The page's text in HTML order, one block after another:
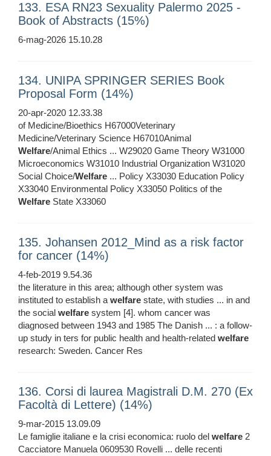
133. ESA RN23 Sexuality Palermo 2025 -
Book of Abstracts (15%)
6-mag-2026 15.10.28
134. UNIPA SPRINGER SERIES Book
Proposal Form (14%)
20-apr-2020 12.33.38
of Medicine/Bioethics H67000Veterinary
Medicine/Veterinary Science H67010Animal
Welfare/Animal Ethics ... W29020 Game Theory W31000
Microeconomics W31010 Industrial Organization W31020
Social Choice/Welfare ... Policy X33030 Education Policy
X33040 Environmental Policy X33050 Politics of the
Welfare State X33060
135. Johansen 2012_Mind as a risk factor
for cancer (14%)
4-feb-2019 9.54.36
the literature in this area; although other system was
instituted to establish awelfare state, with studies ... in and
the social welfare system [4]. whom cancer was
diagnosed between 1943 and 1985 The Danish ... : a follow-
up study in ters for public health and health-related welfare
research: Sweden. Cancer Res
136. Corsi di laurea Magistrali D.M. 270 (Ex
Facoltà di Lettere) (14%)
9-mar-2015 13.09.09
Le famiglie italiane e la crisi economica: ruolo del welfare 2
Cacciatore Manuela 0609530 Rovelli ... delle recenti